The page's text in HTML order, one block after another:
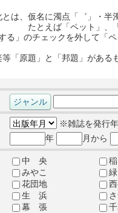
とは、仮名に濁点「゛」・半
たとえば「ペット」、
する」のチェックを外して「
等「原題」と「邦題」がある
※雑誌を発行
年
月から
中 央
みやこ
緑
花団地
生 浜
幕 張